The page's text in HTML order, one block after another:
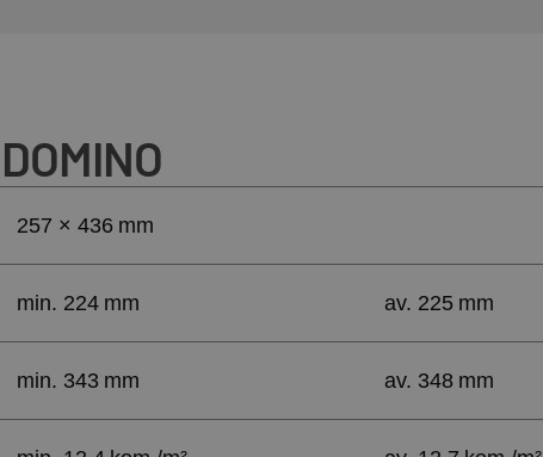
257 × 436 mm
min. 224 mm av. 225 mm
min. 343 mm av. 348 mm